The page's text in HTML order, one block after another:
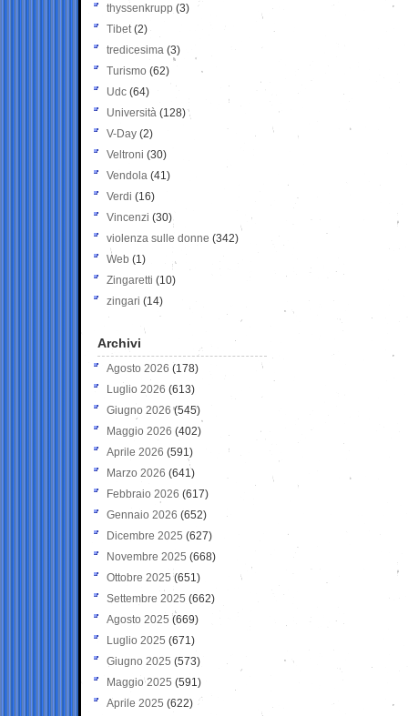
thyssenkrupp (3)
Tibet(2)
tredicesima (3)
Turismo (62)
Udc (64)
Università (128)
V-Day (2)
Veltroni (30)
Vendola (41)
Verdi (16)
Vincenzi (30)
violenza sulle donne (342)
Web (1)
Zingaretti (10)
zingari (14)
Archivi
Agosto 2026 (178)
Luglio 2026 (613)
Giugno 2026 (545)
Maggio 2026 (402)
Aprile 2026 (591)
Marzo 2026 (641)
Febbraio 2026 (617)
Gennaio 2026 (652)
Dicembre 2025 (627)
Novembre 2025 (668)
Ottobre 2025 (651)
Settembre 2025 (662)
Agosto 2025 (669)
Luglio 2025 (671)
Giugno 2025 (573)
Maggio 2025 (591)
Aprile 2025 (622)